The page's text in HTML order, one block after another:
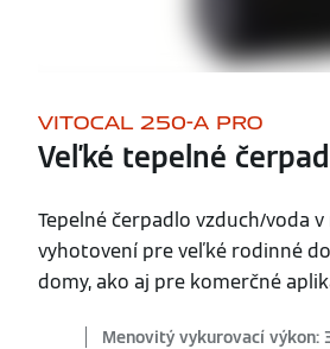
VITOCAL 250-A PRO
Veľké tepelné
Tepelné čerpadlo vzduch/voda
vyhotovení pre veľké rodinné
domy, ako aj pre komerčné
Menovitý vykurovací výkon: